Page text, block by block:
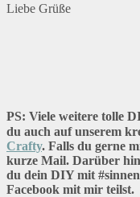
Liebe Grüße
PS: Viele weitere tolle
du auch auf unserem
Crafty. Falls du gerne
kurze Mail. Darüber
du dein DIY mit
Facebook mit mir teilst.